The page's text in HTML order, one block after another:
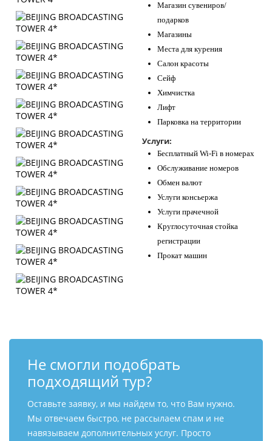
Магазин сувениров/
подарков
Магазины
Места для курения
Салон красоты
Сейф
Химчистка
Лифт
Парковка на территории
Услуги:
Бесплатный Wi-Fi в номерах
Обслуживание номеров
Обмен валют
Услуги консьержа
Услуги прачечной
Круглосуточная стойка
регистрации
Прокат машин
Не смогли подобрать
подходящий тур?
Оставьте заявку, и мы найдем то, что Вам нужно.
Мы отвечаем быстро, не рассылаем спам и не
навязываем дополнительных услуг. Просто